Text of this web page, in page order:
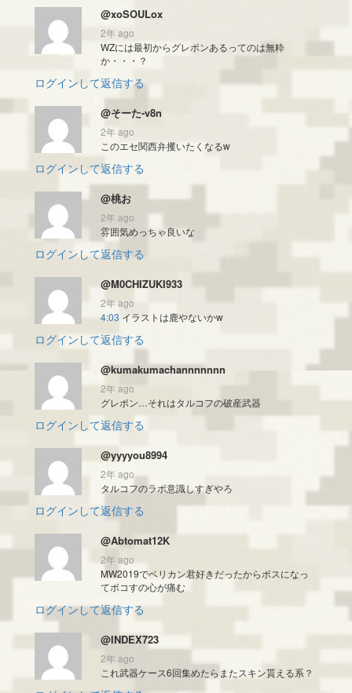
@xoSOULox
2年 ago
WZには最初からグレポンあるってのは無粋
か・・・？
ログインして返信する
@そーた-v8n
2年 ago
このエセ関西弁攫いたくなるw
ログインして返信する
@桃お
2年 ago
雰囲気めっちゃ良いな
ログインして返信する
@M0CHIZUKI933
2年 ago
4:03 イラストは鹿やないかw
ログインして返信する
@kumakumachannnnnnn
2年 ago
グレポン…それはタルコフの破産武器
ログインして返信する
@yyyyou8994
2年 ago
タルコフのラボ意識しすぎやろ
ログインして返信する
@Abtomat12K
2年 ago
MW2019でベリカン君好きだったからボスになっ
てボコすの心が痛む
ログインして返信する
@INDEX723
2年 ago
これ武器ケース6回集めたらまたスキン貰える系？